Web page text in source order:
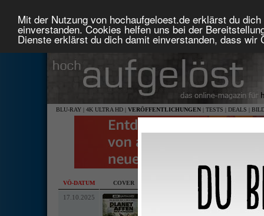
Mit der Nutzung von hochaufgeloest.de erklärst du
einverstanden. Cookies helfen uns bei der
Dienste erklärst du dich damit einverstanden, dass
BLU-RAY | 4K ULTRA HD | VERÖFFENTLICHUNGEN | TESTS | DEALS |
VÖ-DATUM COVER MEDIUM •
17.10.2025
Planet der Affen: New Kingdom (4K
•